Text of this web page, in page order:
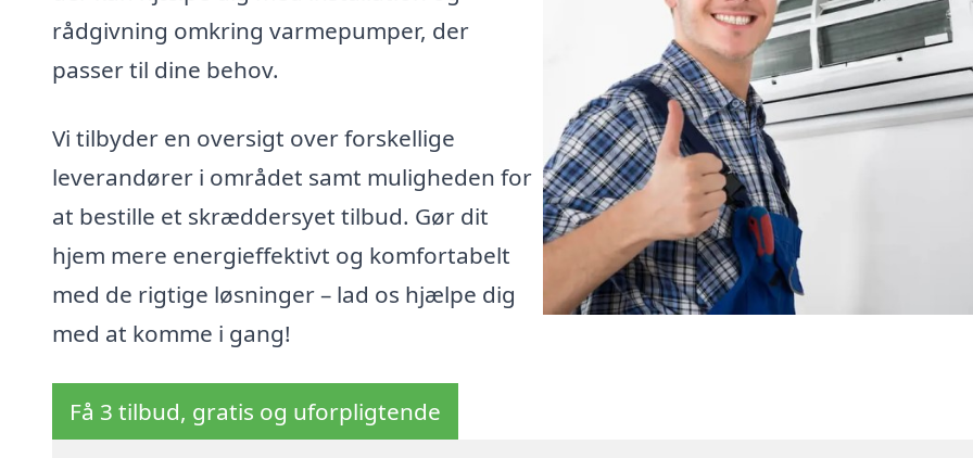
rådgivning omkring varmepumper, der
passer til dine behov.
Vi tilbyder en oversigt over forskellige
leverandører i området samt muligheden for
at bestille et skræddersyet tilbud. Gør dit
hjem mere energieffektivt og komfortabelt
med de rigtige løsninger – lad os hjælpe dig
med at komme i gang!
Få 3 tilbud, gratis og uforpligtende